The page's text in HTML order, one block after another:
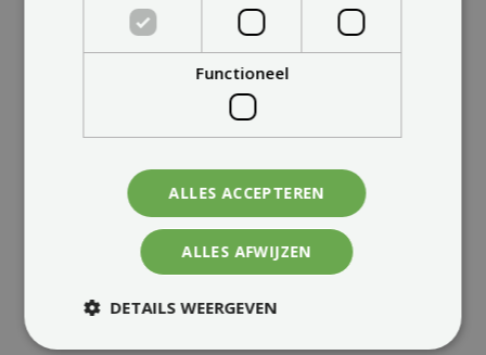
Functioneel
ALLES ACCEPTEREN
ALLES AFWIJZEN
DETAILS WEERGEVEN